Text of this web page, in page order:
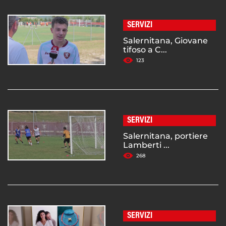
SERVIZI
Salernitana, Giovane
tifoso a C...
123
SERVIZI
Salernitana, portiere
Lamberti ...
268
SERVIZI